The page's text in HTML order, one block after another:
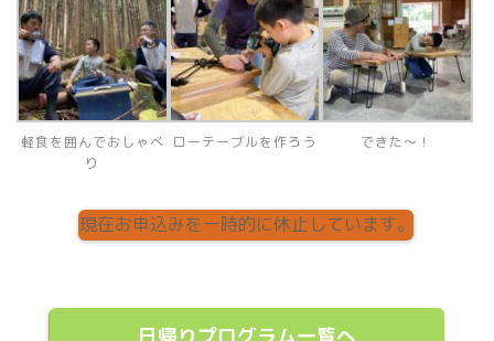
軽食を囲んでおしゃべ
り
ローテーブルを作ろう できた～！
現在お申込みを一時的に休止しています。